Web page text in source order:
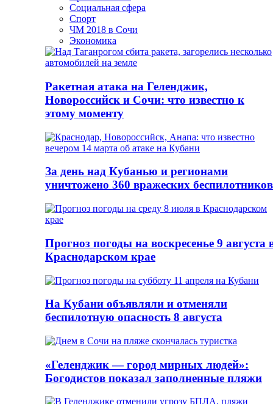
Социальная сфера
Спорт
ЧМ 2018 в Сочи
Экономика
Ракетная атака на Геленджик,
Новороссийск и Сочи: что известно к
этому моменту
За день над Кубанью и регионами
уничтожено 360 вражеских беспилотников
Прогноз погоды на воскресенье 9 августа
Краснодарском крае
На Кубани объявляли и отменяли
беспилотную опасность 8 августа
«Геленджик — город мирных людей»:
Богодистов показал заполненные пляжи